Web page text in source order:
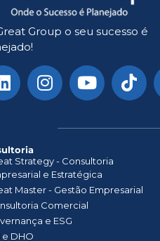
Group o seu sucesso é
Strategy - Consultoria
e Estratégica
Master - Gestão Empresarial
Comercial
e ESG
e DHO